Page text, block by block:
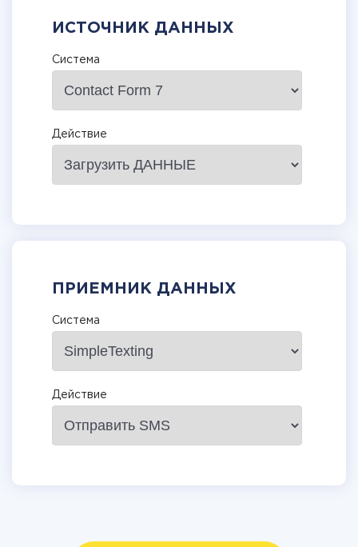
ИСТОЧНИК ДАННЫХ
Система
Действие
ПРИЕМНИК ДАННЫХ
Система
Действие